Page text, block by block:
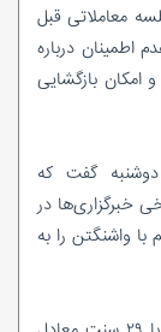
معاملاتی قبل
اطمینان درباره
امکان بازگشایی
دوشنبه گفت که
خبرگزاری‌ها در
با واشنگتن را به